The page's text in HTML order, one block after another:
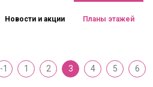
Новости и акции Планы этажей
-1 1 2 3 4 5 6